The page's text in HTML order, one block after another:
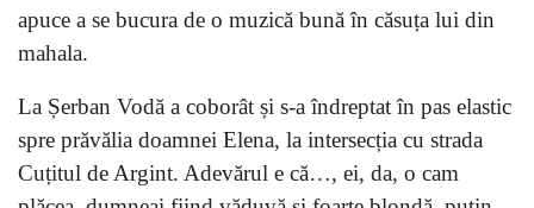
apuce a se bucura de o muzică bună în căsuța lui din
mahala.
La Șerban Vodă a coborât și s-a îndreptat în pas elastic
spre prăvălia doamnei Elena, la intersecția cu strada
Cuțitul de Argint. Adevărul e că…, ei, da, o cam